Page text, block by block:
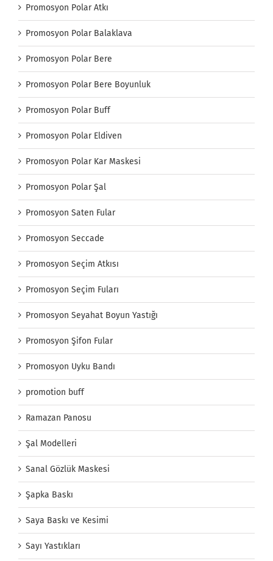
Promosyon Polar Atkı
Promosyon Polar Balaklava
Promosyon Polar Bere
Promosyon Polar Bere Boyunluk
Promosyon Polar Buff
Promosyon Polar Eldiven
Promosyon Polar Kar Maskesi
Promosyon Polar Şal
Promosyon Saten Fular
Promosyon Seccade
Promosyon Seçim Atkısı
Promosyon Seçim Fuları
Promosyon Seyahat Boyun Yastığı
Promosyon Şifon Fular
Promosyon Uyku Bandı
promotion buff
Ramazan Panosu
Şal Modelleri
Sanal Gözlük Maskesi
Şapka Baskı
Saya Baskı ve Kesimi
Sayı Yastıkları